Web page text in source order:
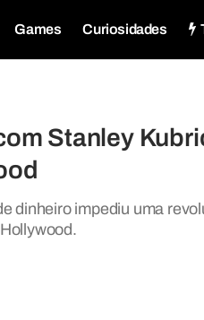
Games Curiosidades
Stanley
dinheiro impediu uma